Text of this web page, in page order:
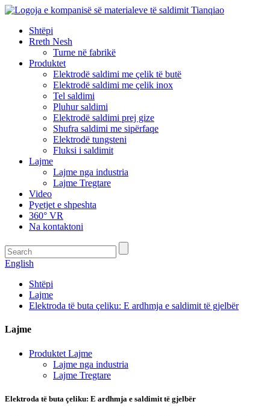
Shtëpi
Rreth Nesh
Turne në fabrikë
Produktet
Elektrodë saldimi me çelik të butë
Elektrodë saldimi me çelik inox
Tel saldimi
Pluhur saldimi
Elektrodë saldimi prej gize
Shufra saldimi me sipërfaqe
Elektrodë tungsteni
Fluksi i saldimit
Lajme
Lajme nga industria
Lajme Tregtare
Video
Pyetjet e shpeshta
360° VR
Na kontaktoni
English
Shtëpi
Lajme
Elektroda të buta çeliku: E ardhmja e saldimit të gjelbër
Lajme
Produktet Lajme
Lajme nga industria
Lajme Tregtare
Elektroda të buta çeliku: E ardhmja e saldimit të gjelbër